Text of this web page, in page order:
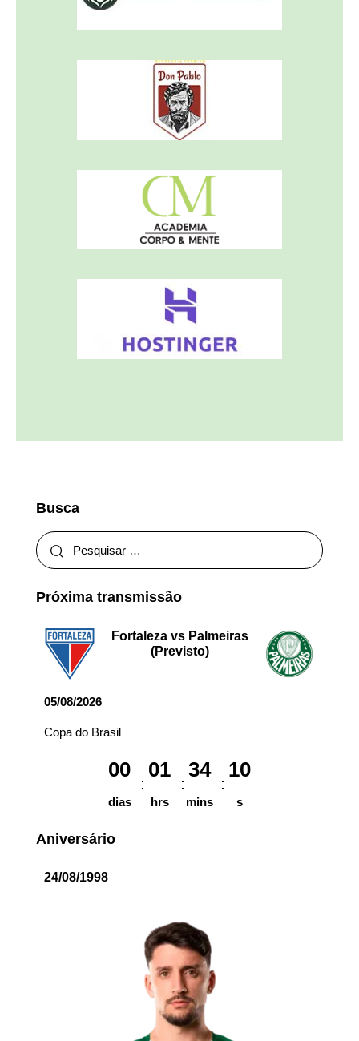
Busca
Próxima transmissão
Fortaleza vs Palmeiras
(Previsto)
05/08/2026
Copa do Brasil
00
dias
01
hrs
34
mins
10
s
Aniversário
24/08/1998